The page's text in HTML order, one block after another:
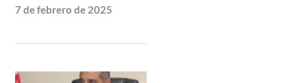
7 de febrero de 2025